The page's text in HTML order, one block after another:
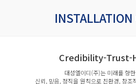
INSTALLATION
Credibility-Trust-
대성엘이디(주)는 미래를 향
신뢰, 믿음, 정직을 원칙으로 친환경, 창조